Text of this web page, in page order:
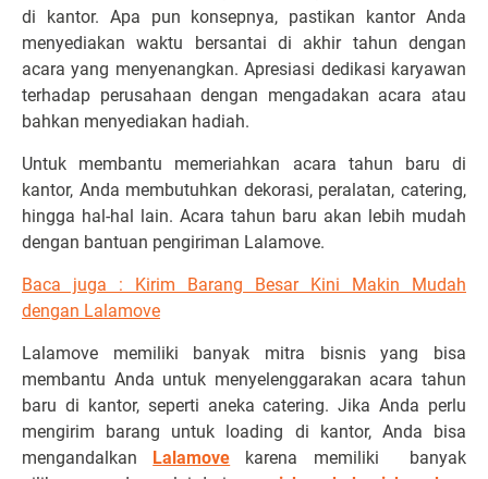
di kantor. Apa pun konsepnya, pastikan kantor Anda
menyediakan waktu bersantai di akhir tahun dengan
acara yang menyenangkan. Apresiasi dedikasi karyawan
terhadap perusahaan dengan mengadakan acara atau
bahkan menyediakan hadiah.
Untuk membantu memeriahkan acara tahun baru di
kantor, Anda membutuhkan dekorasi, peralatan, catering,
hingga hal-hal lain. Acara tahun baru akan lebih mudah
dengan bantuan pengiriman Lalamove.
Baca juga : Kirim Barang Besar Kini Makin Mudah
dengan Lalamove
Lalamove memiliki banyak mitra bisnis yang bisa
membantu Anda untuk menyelenggarakan acara tahun
baru di kantor, seperti aneka catering. Jika Anda perlu
mengirim barang untuk loading di kantor, Anda bisa
mengandalkan Lalamove karena memiliki banyak